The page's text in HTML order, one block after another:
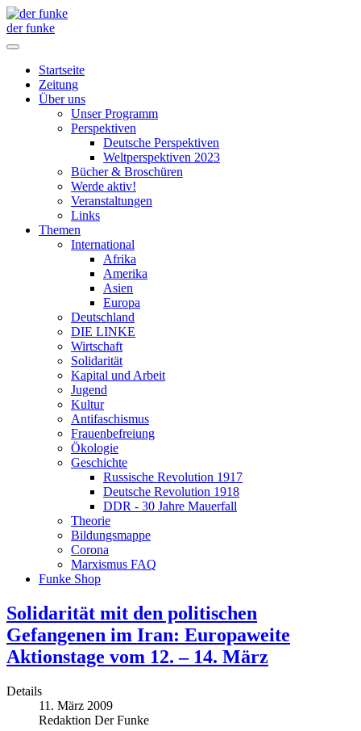
der funke
Startseite
Zeitung
Über uns
Unser Programm
Perspektiven
Deutsche Perspektiven
Weltperspektiven 2023
Bücher & Broschüren
Werde aktiv!
Veranstaltungen
Links
Themen
International
Afrika
Amerika
Asien
Europa
Deutschland
DIE LINKE
Wirtschaft
Solidarität
Kapital und Arbeit
Jugend
Kultur
Antifaschismus
Frauenbefreiung
Ökologie
Geschichte
Russische Revolution 1917
Deutsche Revolution 1918
DDR - 30 Jahre Mauerfall
Theorie
Bildungsmappe
Corona
Marxismus FAQ
Funke Shop
Solidarität mit den politischen
Gefangenen im Iran: Europaweite
Aktionstage vom 12. – 14. März
Details
11. März 2009
Redaktion Der Funke